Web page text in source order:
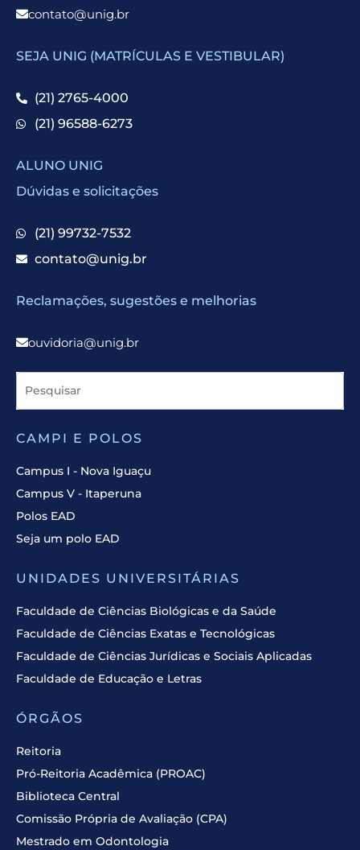
contato@unig.br
SEJA UNIG (MATRÍCULAS E VESTIBULAR)
(21) 2765-4000
(21) 96588-6273
ALUNO UNIG
Dúvidas e solicitações
(21) 99732-7532
contato@unig.br
Reclamações, sugestões e melhorias
ouvidoria@unig.br
CAMPI E POLOS
Campus I - Nova Iguaçu
Campus V - Itaperuna
Polos EAD
Seja um polo EAD
UNIDADES UNIVERSITÁRIAS
Faculdade de Ciências Biológicas e da Saúde
Faculdade de Ciências Exatas e Tecnológicas
Faculdade de Ciências Jurídicas e Sociais Aplicadas
Faculdade de Educação e Letras
ÓRGÃOS
Reitoria
Pró-Reitoria Acadêmica (PROAC)
Biblioteca Central
Comissão Própria de Avaliação (CPA)
Mestrado em Odontologia